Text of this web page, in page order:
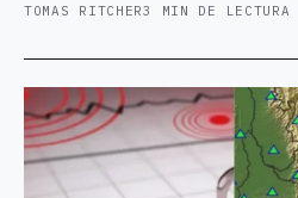
TOMAS RITCHER3 MIN DE LECTURA